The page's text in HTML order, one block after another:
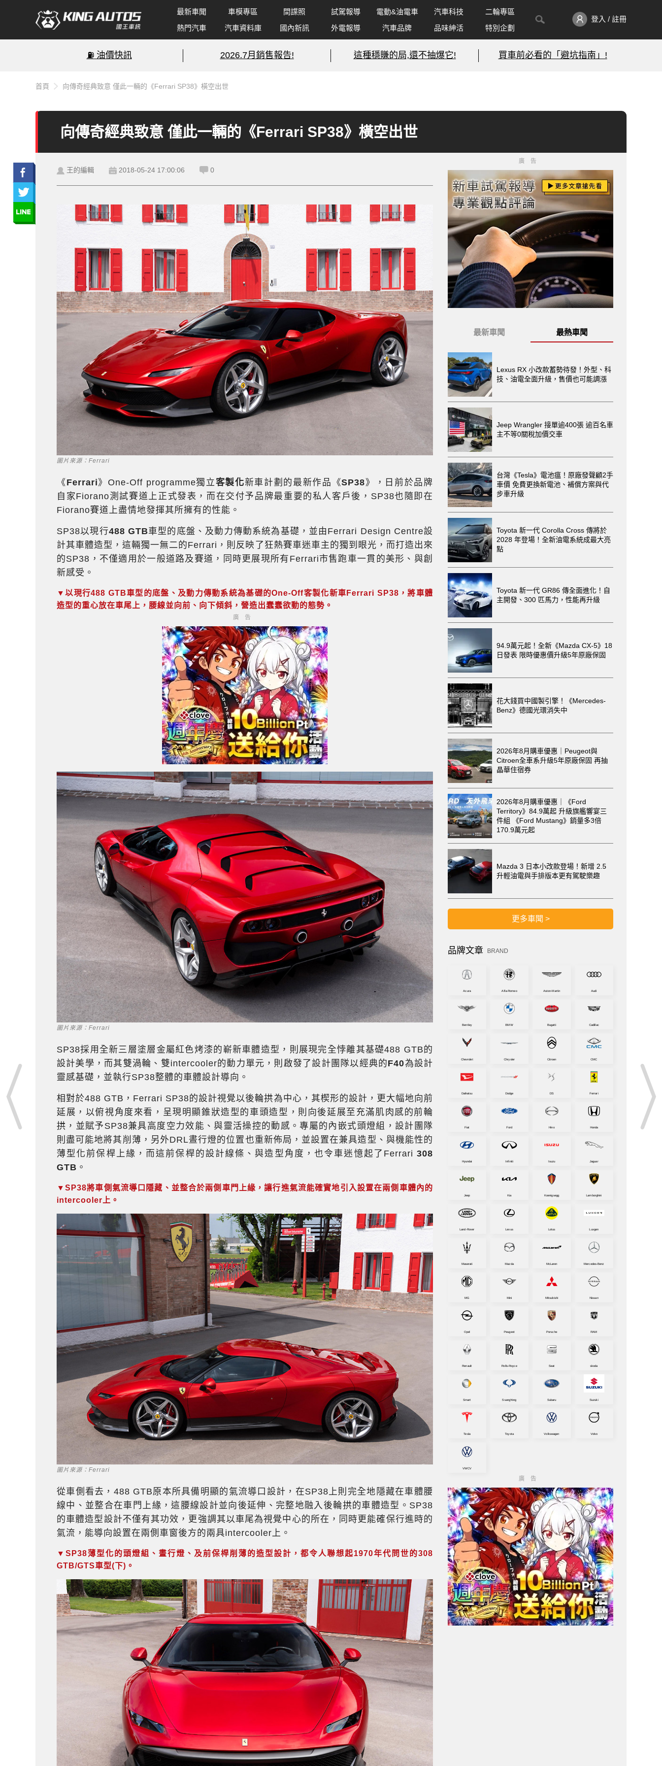
最新車聞 車模專區 間諜照 試駕報導 電動&油電車 汽車科技
二輪專區
熱門汽車
汽車資料庫 國內新訊 外電報導 汽車品牌 品味紳活 特別企劃
登入 / 註冊
⛽️ 油價快訊 2026.7月銷售報告! 這種穩賺的局,還不抽爆它! 買車前必看的「避坑指南」!
首頁 向傳奇經典致意 僅此一輛的《Ferrari SP38》橫空出世
向傳奇經典致意 僅此一輛的《Ferrari SP38》橫空出世
王的編輯 2018-05-24 17:00:06 0
圖片來源：Ferrari
《 Ferrari》One-Off programme獨立客製化新車計劃的最新作品《SP38》，日前於品牌
自家Fiorano測試賽道上正式發表，而在交付予品牌最重要的私人客戶後，SP38也隨即在
Fiorano賽道上盡情地發揮其所擁有的性能。
SP38以現行488 GTB車型的底盤、及動力傳動系統為基礎，並由Ferrari Design Centre設
計其車體造型，這輛獨一無二的Ferrari，則反映了狂熱賽車迷車主的獨到眼光，而打造出來
的SP38，不僅適用於一般道路及賽道，同時更展現所有Ferrari市售跑車一貫的美形、與創
新感受。
▼以現行488 GTB車型的底盤、及動力傳動系統為基礎的One-Off客製化新車Ferrari SP38，將車體
造型的重心放在車尾上，腰線並向前、向下傾斜，營造出蠢蠢欲動的態勢。
廣告
圖片來源：Ferrari
SP38採用全新三層塗層金屬紅色烤漆的嶄新車體造型，則展現完全悖離其基礎488 GTB的
設計美學，而其雙渦輪、雙intercooler的動力單元，則啟發了設計團隊以經典的F40為設計
靈感基礎，並執行SP38整體的車體設計導向。
相對於488 GTB，Ferrari SP38的設計視覺以後輪拱為中心，其楔形的設計，更大幅地向前
延展，以俯視角度來看，呈現明顯錐狀造型的車頭造型，則向後延展至充滿肌肉感的前輪
拱，並賦予SP38兼具高度空力效能、與靈活操控的動感。專屬的內嵌式頭燈組，設計團隊
則盡可能地將其削薄，另外DRL晝行燈的位置也重新佈局，並設置在兼具造型、與機能性的
薄型化前保桿上緣，而這前保桿的設計線條、與造型角度，也令車迷憶起了Ferrari 308
GTB 。
▼SP38將車側氣流導口隱藏、並整合於兩側車門上緣，讓行進氣流能確實地引入設置在兩側車體內的
intercooler上。
圖片來源：Ferrari
從車側看去，488 GTB原本所具備明顯的氣流導口設計，在SP38上則完全地隱藏在車體腰
線中、並整合在車門上緣，這腰線設計並向後延伸、完整地融入後輪拱的車體造型。SP38
的車體造型設計不僅有其功效，更強調其以車尾為視覺中心的所在，同時更能確保行進時的
氣流，能導向設置在兩側車窗後方的兩具intercooler上。
▼SP38薄型化的頭燈組、晝行燈、及前保桿削薄的造型設計，都令人聯想起1970年代問世的308
GTB/GTS車型(下)。
廣告
最新車聞 最熱車聞
Lexus RX 小改款蓄勢待發！外型、科
技、油電全面升級，售價也可能調漲
Jeep Wrangler 接單逾400張 逾百名車
主不等0關稅加價交車
台灣《Tesla》電池瘟！原廠發聲顧2手
車價 免費更換新電池、補償方案與代
步車升級
Toyota 新一代 Corolla Cross 傳將於
2028 年登場！全新油電系統成最大亮
點
Toyota 新一代 GR86 傳全面進化！自
主開發、300 匹馬力，性能再升級
94.9萬元起！全新《Mazda CX-5》18
日發表 限時優惠價升級5年原廠保固
花大錢買中國製引擎！《Mercedes-
Benz》德國光環消失中
2026年8月購車優惠｜Peugeot與
Citroen全車系升級5年原廠保固 再抽
晶華住宿券
2026年8月購車優惠｜《Ford
Territory》84.9萬起 升級旗艦響宴三
件組 《Ford Mustang》銷量多3倍
170.9萬元起
Mazda 3 日本小改款登場！新增 2.5
升輕油電與手排版本更有駕駛樂趣
更多車聞 >
品牌文章 BRAND
Acura Alfa-Romeo Aston-Martin Audi
Bentley BMW Bugatti Cadillac
Chevrolet Chrysler Citroen CMC
Daihatsu Dodge DS Ferrari
Fiat Ford Hino Honda
Hyundai Infiniti Isuzu Jaguar
Jeep Kia Koenigsegg Lamborghini
Land-Rover Lexus Lotus Luxgen
Maserati Mazda McLaren Mercedes-Benz
MG Mini Mitsubishi Nissan
Opel Peugeot Porsche RAM
Renault Rolls-Royce Seat skoda
Smart SsangYong Subaru Suzuki
Tesla Toyota Volkswagen Volvo
VWCV
廣告